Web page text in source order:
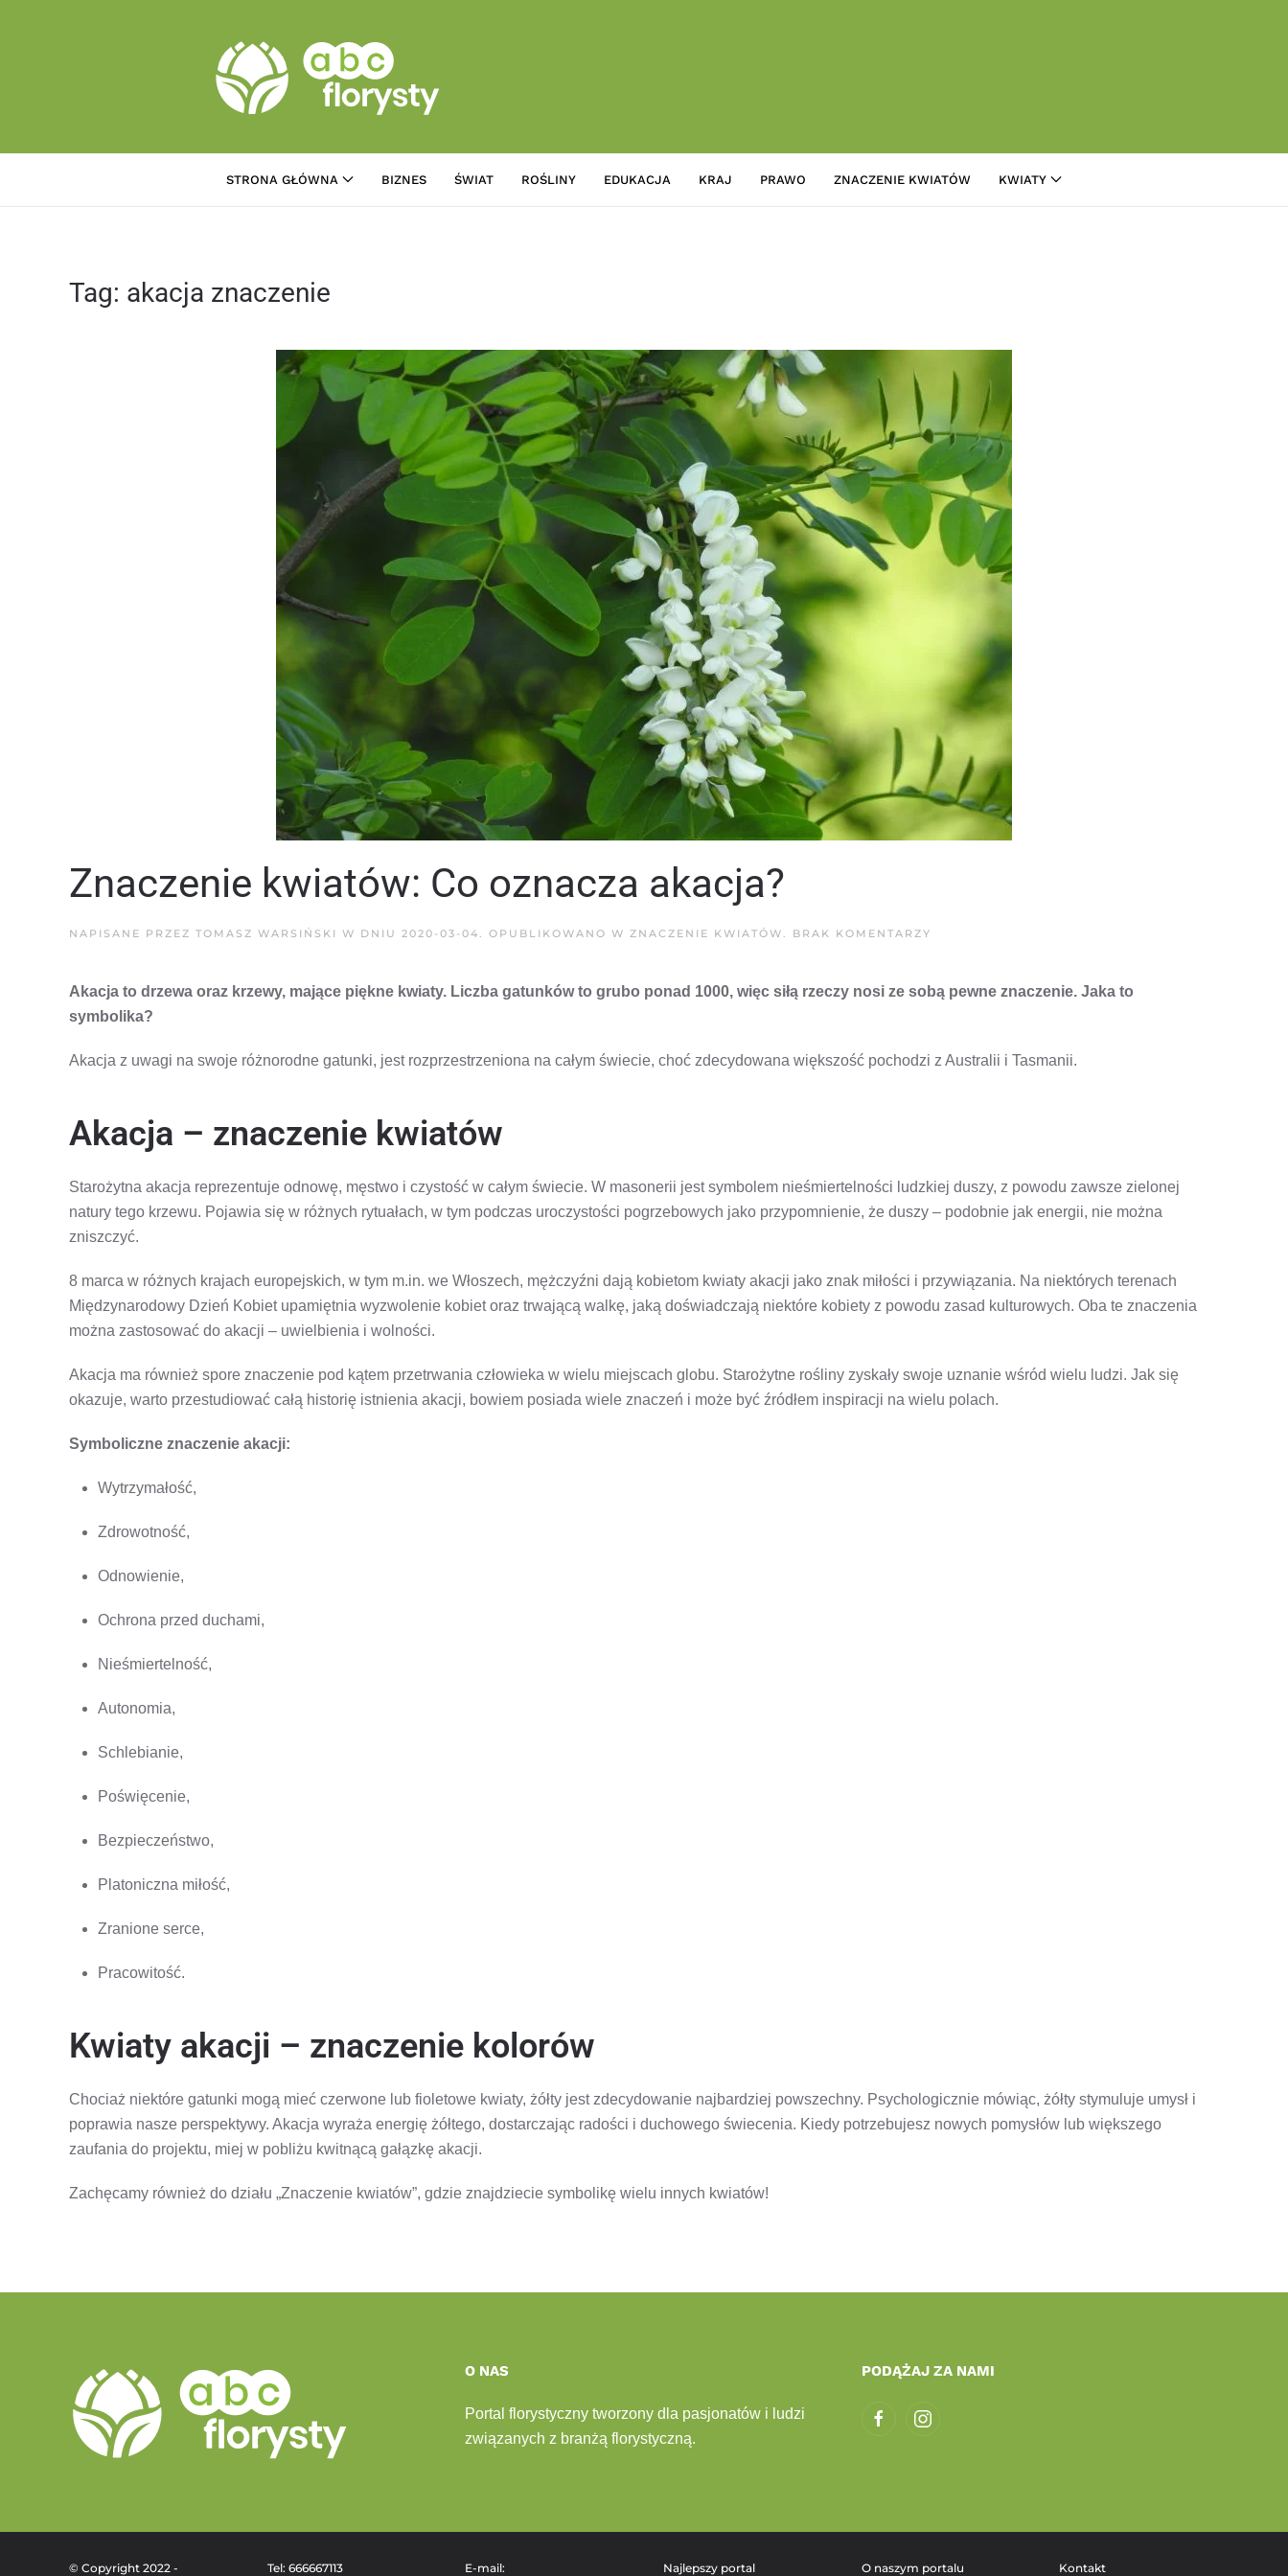
STRONA GŁÓWNA BIZNES ŚWIAT ROŚLINY EDUKACJA KRAJ PRAWO ZNACZENIE KWIATÓW KWIATY
Tag: akacja znaczenie
Znaczenie kwiatów: Co oznacza akacja?
NAPISANE PRZEZ TOMASZ WARSIŃSKI W DNIU 2020-03-04. OPUBLIKOWANO W ZNACZENIE KWIATÓW. BRAK KOMENTARZY
OZNACZA
AKACJA?
Akacja to drzewa oraz krzewy, mające piękne kwiaty. Liczba gatunków to grubo ponad 1000, więc siłą rzeczy nosi ze sobą pewne znaczenie. Jaka to
symbolika?
Akacja z uwagi na swoje różnorodne gatunki, jest rozprzestrzeniona na całym świecie, choć zdecydowana większość pochodzi z Australii i Tasmanii.
Akacja – znaczenie kwiatów
Starożytna akacja reprezentuje odnowę, męstwo i czystość w całym świecie. W masonerii jest symbolem nieśmiertelności ludzkiej duszy, z powodu zawsze zielonej
natury tego krzewu. Pojawia się w różnych rytuałach, w tym podczas uroczystości pogrzebowych jako przypomnienie, że duszy – podobnie jak energii, nie można
zniszczyć.
8 marca w różnych krajach europejskich, w tym m.in. we Włoszech, mężczyźni dają kobietom kwiaty akacji jako znak miłości i przywiązania. Na niektórych terenach
Międzynarodowy Dzień Kobiet upamiętnia wyzwolenie kobiet oraz trwającą walkę, jaką doświadczają niektóre kobiety z powodu zasad kulturowych. Oba te znaczenia
można zastosować do akacji – uwielbienia i wolności.
Akacja ma również spore znaczenie pod kątem przetrwania człowieka w wielu miejscach globu. Starożytne rośliny zyskały swoje uznanie wśród wielu ludzi. Jak się
okazuje, warto przestudiować całą historię istnienia akacji, bowiem posiada wiele znaczeń i może być źródłem inspiracji na wielu polach.
Symboliczne znaczenie akacji:
Wytrzymałość,
Zdrowotność,
Odnowienie,
Ochrona przed duchami,
Nieśmiertelność,
Autonomia,
Schlebianie,
Poświęcenie,
Bezpieczeństwo,
Platoniczna miłość,
Zranione serce,
Pracowitość.
Kwiaty akacji – znaczenie kolorów
Chociaż niektóre gatunki mogą mieć czerwone lub fioletowe kwiaty, żółty jest zdecydowanie najbardziej powszechny. Psychologicznie mówiąc, żółty stymuluje umysł i
poprawia nasze perspektywy. Akacja wyraża energię żółtego, dostarczając radości i duchowego świecenia. Kiedy potrzebujesz nowych pomysłów lub większego
zaufania do projektu, miej w pobliżu kwitnącą gałązkę akacji.
Zachęcamy również do działu „Znaczenie kwiatów”, gdzie znajdziecie symbolikę wielu innych kwiatów!
O NAS
Portal florystyczny tworzony dla pasjonatów i ludzi
związanych z branżą florystyczną.
PODĄŻAJ ZA NAMI
© Copyright 2022 - Tel: 666667113 E-mail: Najlepszy portal O naszym portalu Kontakt